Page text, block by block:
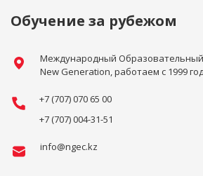
Обучение за рубежом
Международный
New Generation, работаем с 1999
+7 (707) 070 65 00
+7 (707) 004-31-51
info@ngec.kz